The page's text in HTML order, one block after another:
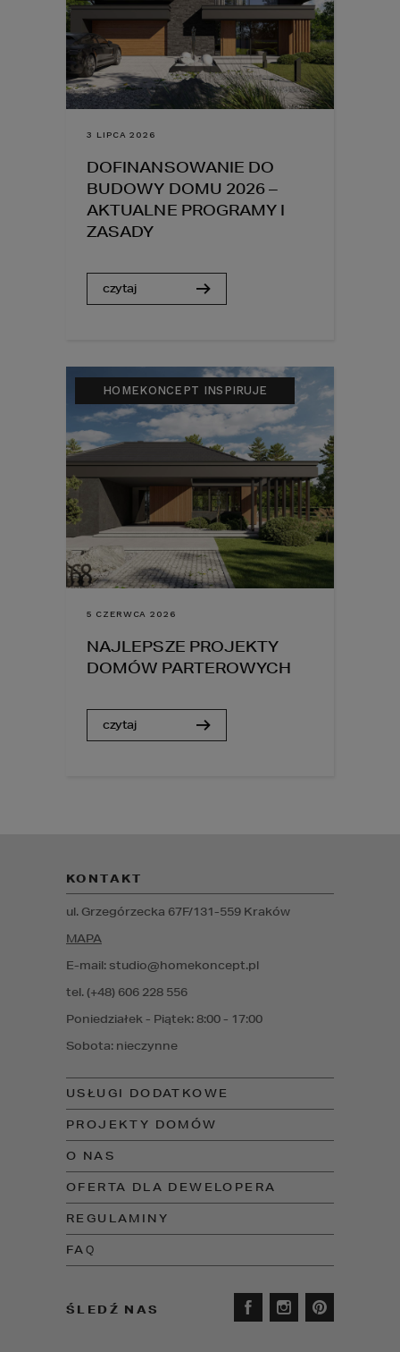
3 LIPCA 2026
DOFINANSOWANIE DO
BUDOWY DOMU 2026 –
AKTUALNE PROGRAMY I
ZASADY
czytaj
HOMEKONCEPT INSPIRUJE
5 CZERWCA 2026
NAJLEPSZE PROJEKTY
DOMÓW PARTEROWYCH
czytaj
USŁUGI DODATKOWE
PROJEKTY DOMÓW
O NAS
OFERTA DLA DEWELOPERA
REGULAMINY
FAQ
Poniedziałek - Piątek: 8:00 - 17:00
Sobota: nieczynne
KONTAKT
E-mail: studio@homekoncept.pl
tel. (+48) 606 228 556
ul. Grzegórzecka 67F/131-559 Kraków
MAPA
ŚLEDŹ NAS